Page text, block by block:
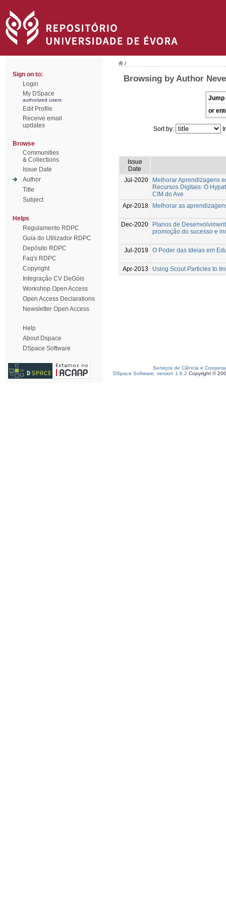
Sign on to:
Login
My DSpace
authorized users
Edit Profile
Receive email
updates
Browse
Communities
& Collections
Issue Date
Author
Title
Subject
Helps
Regulamento RDPC
Guia do Utilizador RDPC
Depósito RDPC
Faq's RDPC
Copyright
Integração CV DeGóis
Workshop Open Access
Open Access Declarations
Newsletter Open Access
Help
About Dspace
DSpace Software
/
Browsing by Author
Jump
or
Sort by:
Issue
Date
Jul-2020
Melhorar Aprendizagens
Recursos Digitais: O
CIM do Ave
Apr-2018
Melhorar as
Dec-2020
Planos de
promoção do sucesso e
Jul-2019 O Poder das Ideias em
Apr-2013 Using Scout Particles to
Serviços de Ciência e
DSpace Software, version 1.6.2 Copyright ©